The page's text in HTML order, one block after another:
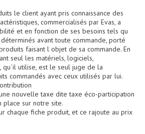
Platines Cassettes
Limiteur De Niveau Sonore
Scène Et Studio
Microphones Filaires
Sans Fil HF VHF 200MHZ
le client ayant pris connaissance des
commercialisés par Evas, a
et en fonction de ses besoins tels qu
avant toute commande, porté
faisant l objet de sa commande. En
seul les matériels, logiciels,
qu´il utilise, est le seul juge de la
commandés avec ceux utilisés par lui.
nouvelle taxe dite taxe éco-participation
place sur notre site.
chaque fiche produit, et ce rajoute au prix